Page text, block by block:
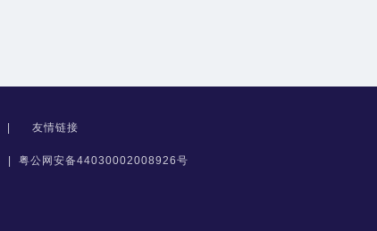
友情链接
粤公网安备44030002008926号